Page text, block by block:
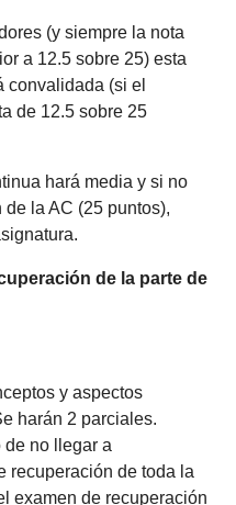
(y siempre la nota
a 12.5 sobre 25) esta
convalidada (si el
de 12.5 sobre 25
hará media y si no
de la AC (25 puntos),
de la parte de
y aspectos
harán 2 parciales.
de no llegar a
recuperación de toda la
examen de recuperación